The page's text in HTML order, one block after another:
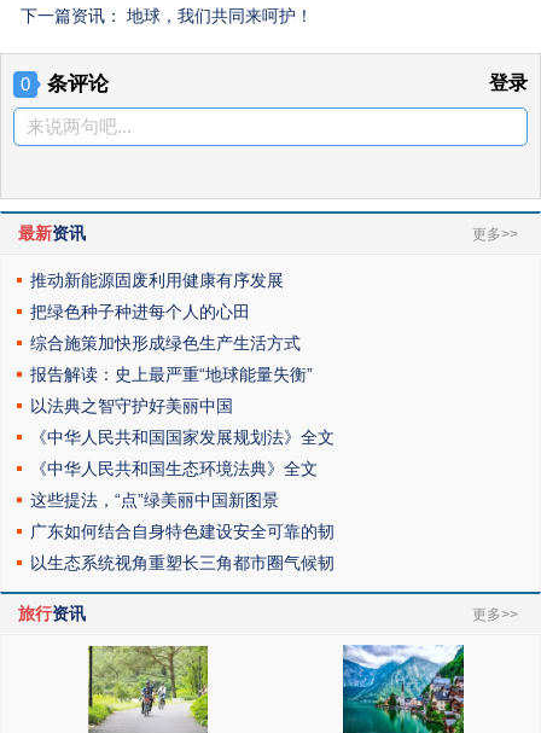
下一篇资讯： 地球，我们共同来呵护！
0 条评论 登录
来说两句吧...
最新资讯 更多>>
推动新能源固废利用健康有序发展
把绿色种子种进每个人的心田
综合施策加快形成绿色生产生活方式
报告解读：史上最严重“地球能量失衡”
以法典之智守护好美丽中国
《中华人民共和国国家发展规划法》全文
《中华人民共和国生态环境法典》全文
这些提法，“点”绿美丽中国新图景
广东如何结合自身特色建设安全可靠的韧
以生态系统视角重塑长三角都市圈气候韧
旅行资讯 更多>>